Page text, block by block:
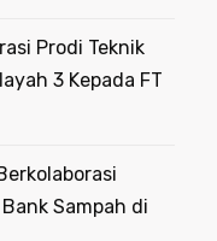
Prodi Teknik
3 Kepada FT
Sampah di